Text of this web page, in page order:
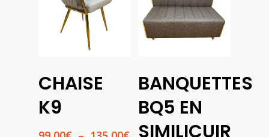
Des
Options
CHAISE
K9
Des
Options
BANQUETTES
BQ5 EN
SIMILICUIR